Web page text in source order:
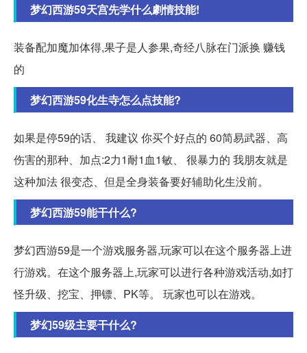
梦幻西游59天宫先学什么劇情技能!
装备配加魔加体得,果子是人参果,奇经八脉在门派换 赚钱
的
梦幻西游59化生寺怎么点技能?
如果是停59的话、 我建议 你买个好点的 60简易武器、高
伤害的那种、加点:2力1耐1血1敏、 很暴力的 我朋友就是
这种加法 很变态、但是全身装备要好辅助化生没前。
梦幻西游59能干什么?
梦幻西游59是一个游戏服务器,玩家可以在这个服务器上进
行游戏。在这个服务器上,玩家可以进行各种游戏活动,如打
怪升级、挖宝、押镖、PK等。 玩家也可以在游戏。
梦幻59级主要干什么?